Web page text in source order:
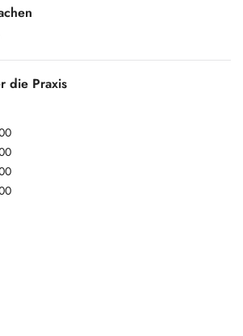
die Praxis